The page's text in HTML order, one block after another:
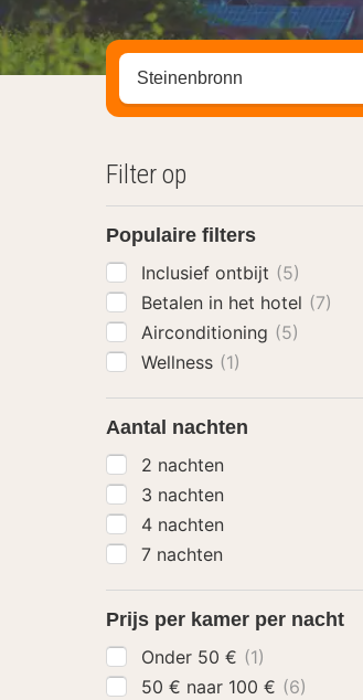
Zoek op hotel, regio of
Filter op
Populaire filters
Inclusief ontbijt (5)
Betalen in het hotel (7)
Airconditioning (5)
Wellness (1)
Aantal nachten
2 nachten
3 nachten
4 nachten
7 nachten
Prijs per kamer per nacht
Onder 50 € (1)
50 € naar 100 € (6)